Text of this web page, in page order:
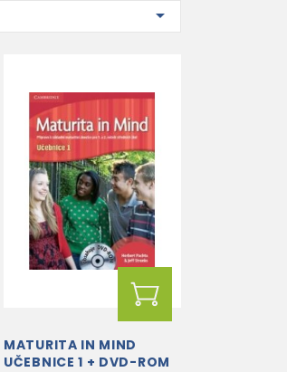

MATURITA IN MIND
UČEBNICE 1 + DVD-ROM